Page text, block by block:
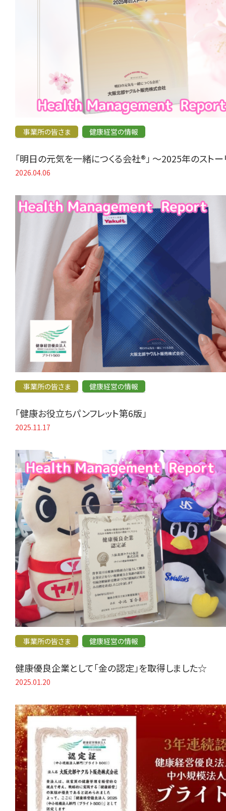
事業所の皆さま 健康経営の情報
「明日の元気を一緒につくる会社®」 〜2025年のスト
2026.04.06
事業所の皆さま 健康経営の情報
「健康お役立ちパンフレット第6版」
2025.11.17
事業所の皆さま 健康経営の情報
健康優良企業として「金の認定」を取得しました☆
2025.01.20